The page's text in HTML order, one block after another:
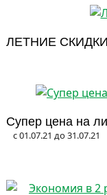
ЛЕТНИЕ СКИДКИ
Супер цена на
с 01.07.21 до 31.07.21